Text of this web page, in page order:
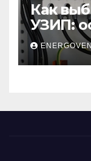
Как
УЗИП: